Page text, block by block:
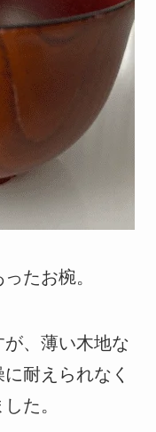
たお椀。
、薄い木地な
耐えられなく
た。